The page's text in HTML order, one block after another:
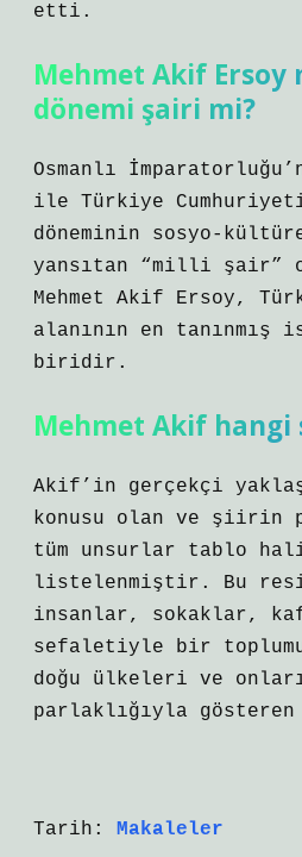
etti.
Mehmet Akif Ersoy
dönemi şairi mi?
Osmanlı
ile Türkiye
döneminin sosyo-
yansıtan “milli şair”
Mehmet Akif Ersoy,
alanının en tanınmış
biridir.
Mehmet Akif hangi
Akif’in gerçekçi
konusu olan ve şiirin
tüm unsurlar tablo
listelenmiştir. Bu
insanlar, sokaklar,
sefaletiyle bir
doğu ülkeleri ve
parlaklığıyla gösteren
Tarih: Makaleler